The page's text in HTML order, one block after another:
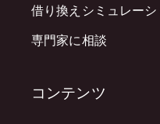
借り換えシミュレーシ
専門家に相談
コンテンツ